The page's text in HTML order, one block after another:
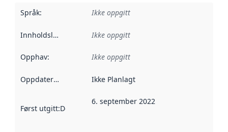
Språk: Ikke oppgitt
Innholdsleverandører :
Ikke oppgitt
Opphav: Ikke oppgitt
Oppdateringsfrekvens :
Ikke Planlagt
Først utgitt:Denne datoen sier når dataene i dette
6. september 2022